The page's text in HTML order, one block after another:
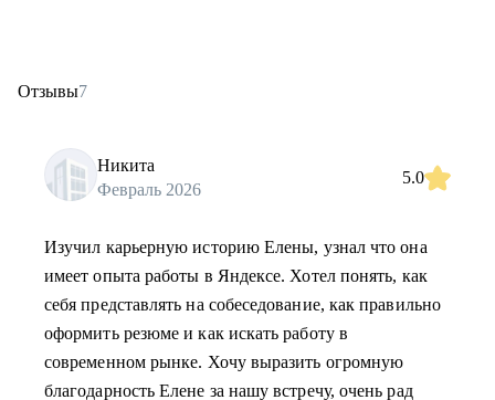
Отзывы7
Никита
Февраль 2026
5.0
Изучил карьерную историю Елены, узнал что она
имеет опыта работы в Яндексе. Хотел понять, как
себя представлять на собеседование, как правильно
оформить резюме и как искать работу в
современном рынке. Хочу выразить огромную
благодарность Елене за нашу встречу, очень рад